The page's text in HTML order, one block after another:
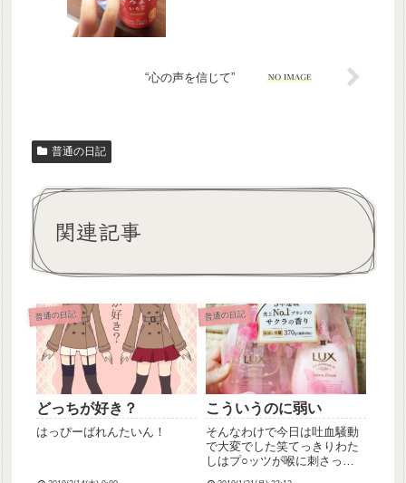
“心の声を信じて”
普通の日記
関連記事
普通の日記
どっちが好き？
はっぴーばれんたいん！
普通の日記
こういうのに弱い
そんなわけで今日は吐血騒動
で大変でした笑てっきりわた
しはプ○ッツが喉に刺さった